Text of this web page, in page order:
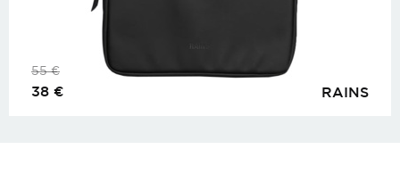
RAINS
55€
38 €